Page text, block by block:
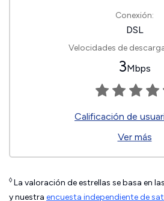
Conexión:
DSL
Velocidades de
3Mbps
Calificación de
Ver más
◊ La valoración de estrellas se basa en
y nuestra encuesta independiente de